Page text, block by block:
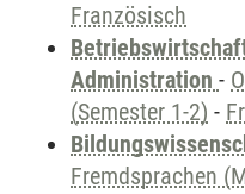
Französisch
Administration -
(Semester 1-2) -
Fremdsprachen